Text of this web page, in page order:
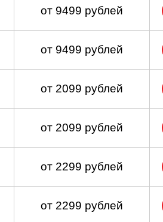
от 9499 рублей
от 9499 рублей
от 2099 рублей
от 2099 рублей
от 2299 рублей
от 2299 рублей